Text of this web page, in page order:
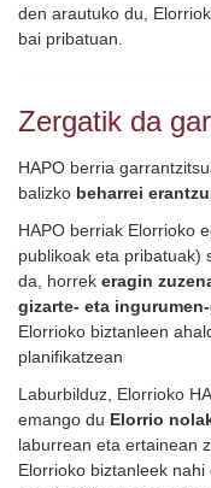
den arautuko du,
bai pribatuan.
Zergatik da
HAPO berria
balizko beharrei
HAPO berriak Elorrioko
publikoak eta pribatuak)
da, horrek eragin
gizarte- eta
Elorrioko biztanleen
planifikatzean
Laburbilduz, Elorrioko
emango du Elorrio
laburrean eta ertainean
Elorrioko biztanleek